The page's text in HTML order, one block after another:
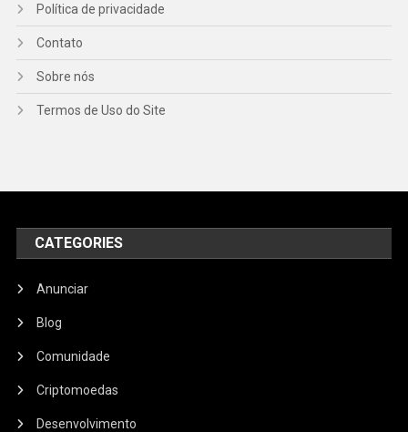
Política de privacidade
Contato
Sobre nós
Termos de Uso do Site
CATEGORIES
Anunciar
Blog
Comunidade
Criptomoedas
Desenvolvimento